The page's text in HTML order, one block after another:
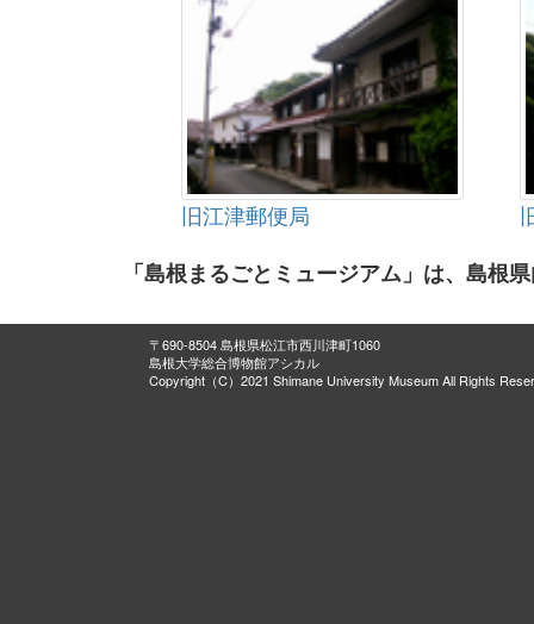
旧江津郵便局
「島根まるごとミュージアム」は、島根
〒690-8504 島根県松江市西川津町1060
島根大学総合博物館アシカル
Copyright（C）2021 Shimane University Museum All Rights